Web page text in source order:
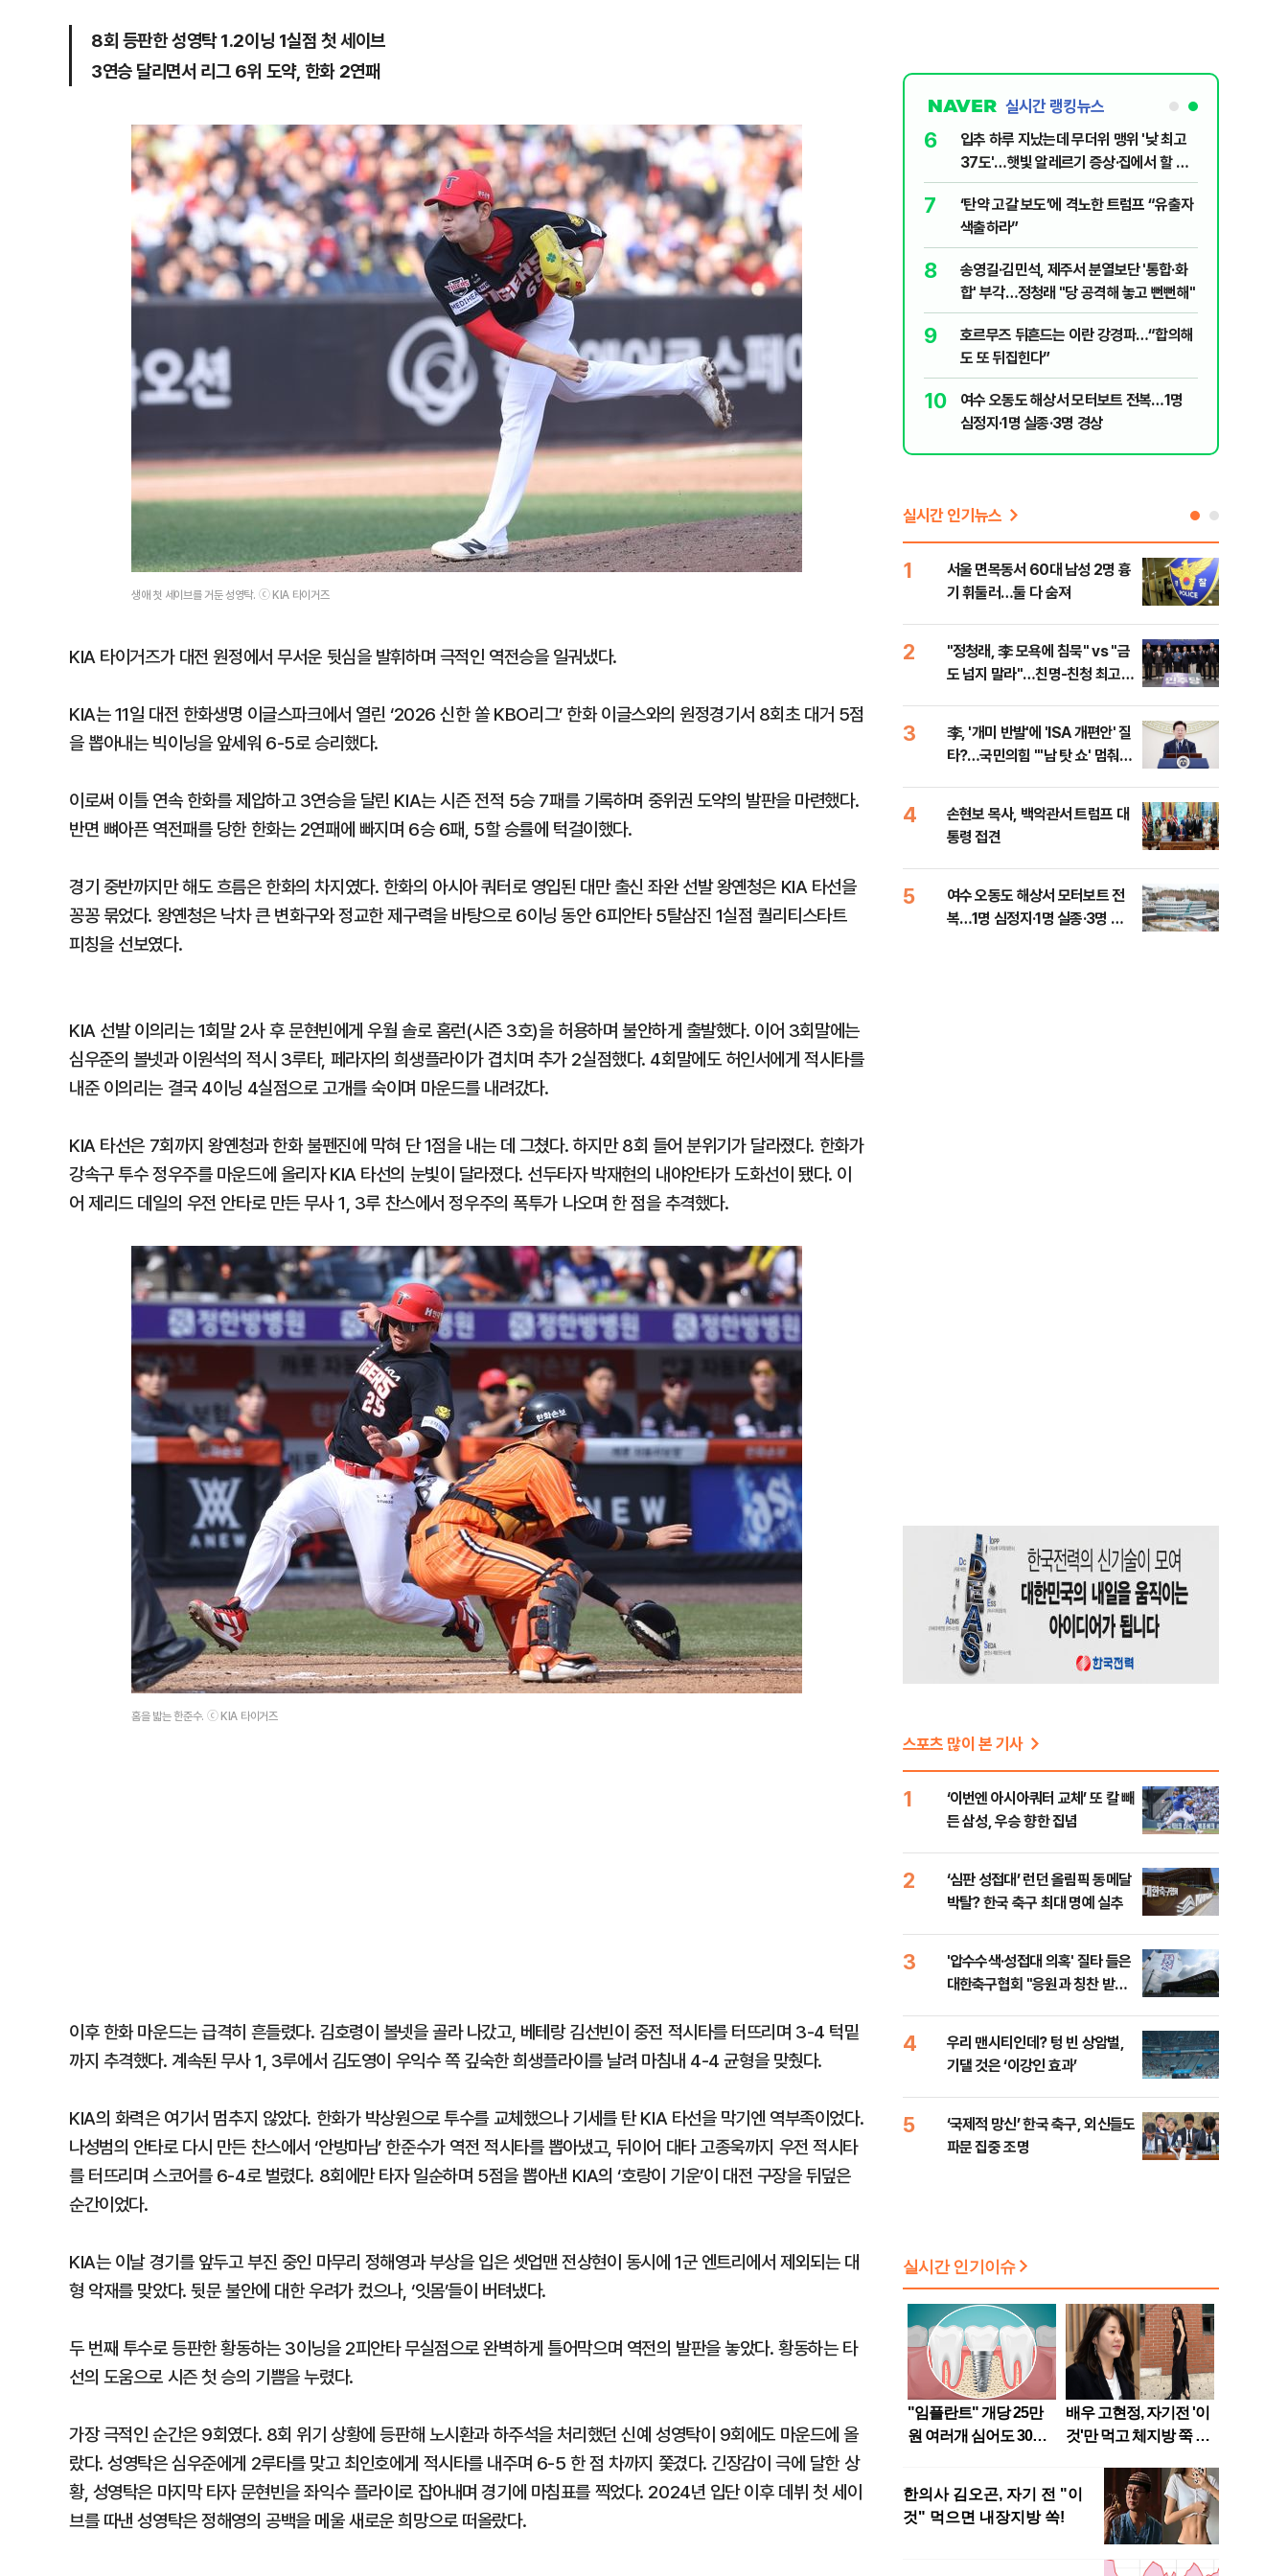
8회 등판한 성영탁 1.2이닝 1실점 첫 세이브
3연승 달리면서 리그 6위 도약, 한화 2연패
생애 첫 세이브를 거둔 성영탁. ⓒ KIA 타이거즈
KIA 타이거즈가 대전 원정에서 무서운 뒷심을 발휘하며 극적인 역전승을 일궈냈다.
KIA는 11일 대전 한화생명 이글스파크에서 열린 ‘2026 신한 쏠 KBO리그’ 한화 이글스와의 원정경기서 8회초 대거 5점
을 뽑아내는 빅이닝을 앞세워 6-5로 승리했다.
이로써 이틀 연속 한화를 제압하고 3연승을 달린 KIA는 시즌 전적 5승 7패를 기록하며 중위권 도약의 발판을 마련했다.
반면 뼈아픈 역전패를 당한 한화는 2연패에 빠지며 6승 6패, 5할 승률에 턱걸이했다.
경기 중반까지만 해도 흐름은 한화의 차지였다. 한화의 아시아 쿼터로 영입된 대만 출신 좌완 선발 왕옌청은 KIA 타선을
꽁꽁 묶었다. 왕옌청은 낙차 큰 변화구와 정교한 제구력을 바탕으로 6이닝 동안 6피안타 5탈삼진 1실점 퀄리티스타트
피칭을 선보였다.
KIA 선발 이의리는 1회말 2사 후 문현빈에게 우월 솔로 홈런(시즌 3호)을 허용하며 불안하게 출발했다. 이어 3회말에는
심우준의 볼넷과 이원석의 적시 3루타, 페라자의 희생플라이가 겹치며 추가 2실점했다. 4회말에도 허인서에게 적시타를
내준 이의리는 결국 4이닝 4실점으로 고개를 숙이며 마운드를 내려갔다.
KIA 타선은 7회까지 왕옌청과 한화 불펜진에 막혀 단 1점을 내는 데 그쳤다. 하지만 8회 들어 분위기가 달라졌다. 한화가
강속구 투수 정우주를 마운드에 올리자 KIA 타선의 눈빛이 달라졌다. 선두타자 박재현의 내야안타가 도화선이 됐다. 이
어 제리드 데일의 우전 안타로 만든 무사 1, 3루 찬스에서 정우주의 폭투가 나오며 한 점을 추격했다.
홈을 밟는 한준수. ⓒ KIA 타이거즈
이후 한화 마운드는 급격히 흔들렸다. 김호령이 볼넷을 골라 나갔고, 베테랑 김선빈이 중전 적시타를 터뜨리며 3-4 턱밑
까지 추격했다. 계속된 무사 1, 3루에서 김도영이 우익수 쪽 깊숙한 희생플라이를 날려 마침내 4-4 균형을 맞췄다.
KIA의 화력은 여기서 멈추지 않았다. 한화가 박상원으로 투수를 교체했으나 기세를 탄 KIA 타선을 막기엔 역부족이었다.
나성범의 안타로 다시 만든 찬스에서 ‘안방마님’ 한준수가 역전 적시타를 뽑아냈고, 뒤이어 대타 고종욱까지 우전 적시타
를 터뜨리며 스코어를 6-4로 벌렸다. 8회에만 타자 일순하며 5점을 뽑아낸 KIA의 ‘호랑이 기운’이 대전 구장을 뒤덮은
순간이었다.
KIA는 이날 경기를 앞두고 부진 중인 마무리 정해영과 부상을 입은 셋업맨 전상현이 동시에 1군 엔트리에서 제외되는 대
형 악재를 맞았다. 뒷문 불안에 대한 우려가 컸으나, ‘잇몸’들이 버텨냈다.
두 번째 투수로 등판한 황동하는 3이닝을 2피안타 무실점으로 완벽하게 틀어막으며 역전의 발판을 놓았다. 황동하는 타
선의 도움으로 시즌 첫 승의 기쁨을 누렸다.
가장 극적인 순간은 9회였다. 8회 위기 상황에 등판해 노시환과 하주석을 처리했던 신예 성영탁이 9회에도 마운드에 올
랐다. 성영탁은 심우준에게 2루타를 맞고 최인호에게 적시타를 내주며 6-5 한 점 차까지 쫓겼다. 긴장감이 극에 달한 상
황, 성영탁은 마지막 타자 문현빈을 좌익수 플라이로 잡아내며 경기에 마침표를 찍었다. 2024년 입단 이후 데뷔 첫 세이
브를 따낸 성영탁은 정해영의 공백을 메울 새로운 희망으로 떠올랐다.
실시간 랭킹뉴스
1
신동엽의 ‘농담’으로 드러난 대학로에 대한
‘대중적 편견’ [이슈]
2
"숙련된 모습" 통영 60대女 살인사건, 미
제로 갈 가능성 있나…범인의 실체는?
3
천안 교회서 의식 잃은 11세 어린이 숨져…
경찰, 학대 치사 여부 수사
4
李, '개미 반발'에 'ISA 개편안' 질타?…국
민의힘 "'남 탓 쇼' 멈춰라"
5
"정청래, 李 모욕에 침묵" vs "금도 넘지
말라"…친명-친청 최고위원 후보, 제주서
격돌
6
입추 하루 지났는데 무더위 맹위 '낮 최고
37도'…햇빛 알레르기 증상·집에서 할 수
있는 치료법 [오늘 날씨]
7
‘탄약 고갈 보도’에 격노한 트럼프 “유출자
색출하라”
8
송영길·김민석, 제주서 분열보단 '통합·화
합' 부각…정청래 "당 공격해 놓고 뻔뻔해"
9
호르무즈 뒤흔드는 이란 강경파…“합의해
도 또 뒤집힌다”
10
여수 오동도 해상서 모터보트 전복…1명
심정지·1명 실종·3명 경상
실시간 인기뉴스
1
서울 면목동서 60대 남성 2명 흉
기 휘둘러…둘 다 숨져
2
"정청래, 李 모욕에 침묵" vs "금
도 넘지 말라"…친명-친청 최고위
3
李, '개미 반발'에 'ISA 개편안' 질
타?…국민의힘 "'남 탓 쇼' 멈춰
4
손현보 목사, 백악관서 트럼프 대
통령 접견
5
여수 오동도 해상서 모터보트 전
복…1명 심정지·1명 실종·3명 경
스포츠 많이 본 기사
1
‘이번엔 아시아쿼터 교체’ 또 칼 빼
든 삼성, 우승 향한 집념
2
‘심판 성접대’ 런던 올림픽 동메달
박탈? 한국 축구 최대 명예 실추
3
'압수수색·성접대 의혹' 질타 들은
대한축구협회 "응원과 칭찬 받을
4
우리 맨시티인데? 텅 빈 상암벌,
기댈 것은 ‘이강인 효과’
5
‘국제적 망신’ 한국 축구, 외신들도
파문 집중 조명